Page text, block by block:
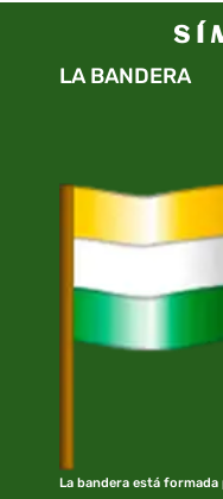
LA BANDERA
La bandera está